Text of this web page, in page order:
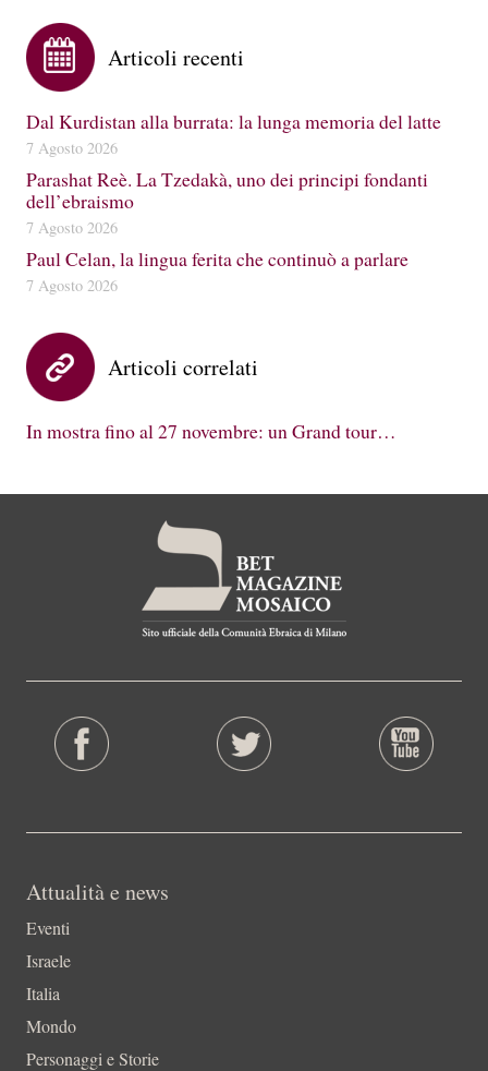
Articoli recenti
Dal Kurdistan alla burrata: la lunga memoria del latte
7 Agosto 2026
Parashat Reè. La Tzedakà, uno dei principi fondanti
dell’ebraismo
7 Agosto 2026
Paul Celan, la lingua ferita che continuò a parlare
7 Agosto 2026
Articoli correlati
In mostra fino al 27 novembre: un Grand tour…
Attualità e news
Eventi
Israele
Italia
Mondo
Personaggi e Storie